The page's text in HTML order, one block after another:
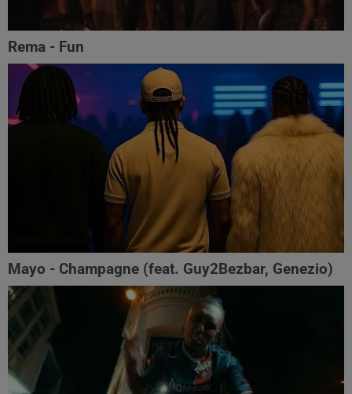
Rema - Fun
Mayo - Champagne (feat. Guy2Bezbar, Genezio)